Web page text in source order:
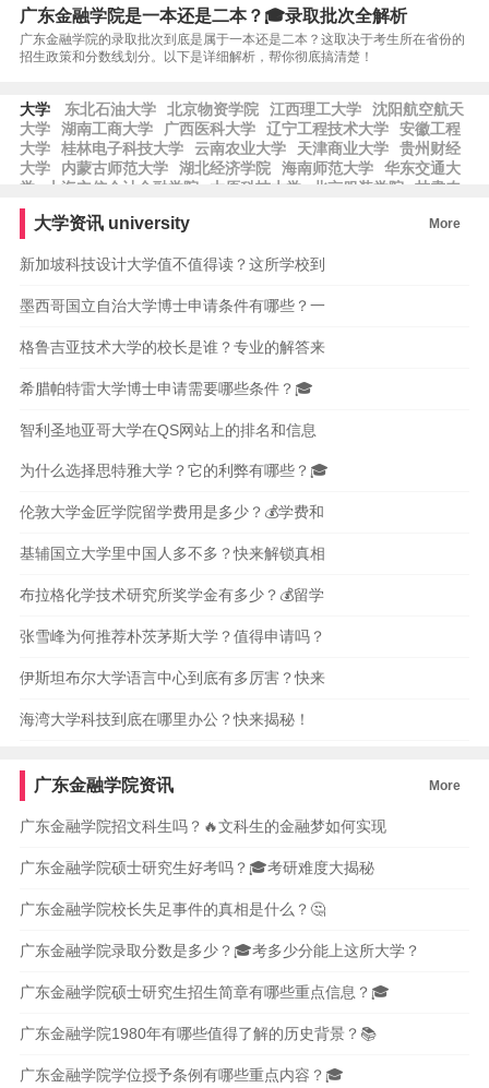
广东金融学院是一本还是二本？🎓录取批次全解析
广东金融学院的录取批次到底是属于一本还是二本？这取决于考生所在省份的
招生政策和分数线划分。以下是详细解析，帮你彻底搞清楚！
大学 东北石油大学 北京物资学院 江西理工大学
沈阳航空航天
大学
湖南工商大学 广西医科大学 辽宁工程技术大学
安徽工程
大学
桂林电子科技大学 云南农业大学 天津商业大学
贵州财经
大学
内蒙古师范大学 湖北经济学院 海南师范大学
华东交通大
学
上海立信会计金融学院 太原科技大学 北京服装学院
甘肃农
业大学
学
北京石油化工学院 西藏大学
安徽中医药大
大学资讯 university More
新加坡科技设计大学值不值得读？这所学校到
墨西哥国立自治大学博士申请条件有哪些？一
格鲁吉亚技术大学的校长是谁？专业的解答来
希腊帕特雷大学博士申请需要哪些条件？🎓
智利圣地亚哥大学在QS网站上的排名和信息
为什么选择思特雅大学？它的利弊有哪些？🎓
伦敦大学金匠学院留学费用是多少？💰学费和
基辅国立大学里中国人多不多？快来解锁真相
布拉格化学技术研究所奖学金有多少？💰留学
张雪峰为何推荐朴茨茅斯大学？值得申请吗？
伊斯坦布尔大学语言中心到底有多厉害？快来
海湾大学科技到底在哪里办公？快来揭秘！
广东金融学院资讯 More
广东金融学院招文科生吗？🔥文科生的金融梦如何实现
广东金融学院硕士研究生好考吗？🎓考研难度大揭秘
广东金融学院校长失足事件的真相是什么？🤔
广东金融学院录取分数是多少？🎓考多少分能上这所大学？
广东金融学院硕士研究生招生简章有哪些重点信息？🎓
广东金融学院1980年有哪些值得了解的历史背景？📚
广东金融学院学位授予条例有哪些重点内容？🎓